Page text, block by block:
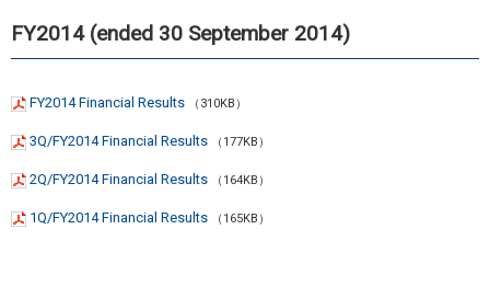
FY2014 (ended 30 September 2014)
FY2014 Financial Results （310KB）
3Q/FY2014 Financial Results （177KB）
2Q/FY2014 Financial Results （164KB）
1Q/FY2014 Financial Results （165KB）